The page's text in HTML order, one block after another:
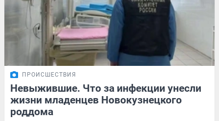
ПРОИСШЕСТВИЯ
Невыжившие. Что за инфекции унесли
жизни младенцев Новокузнецкого
роддома